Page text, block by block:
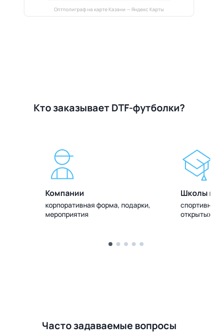
Оптполиграф на карте Казани — Яндекс Карты
Кто заказывает DTF-футболки?
Компании
корпоративная форма, подарки,
мероприятия
Школы и
открытых
Часто задаваемые вопросы